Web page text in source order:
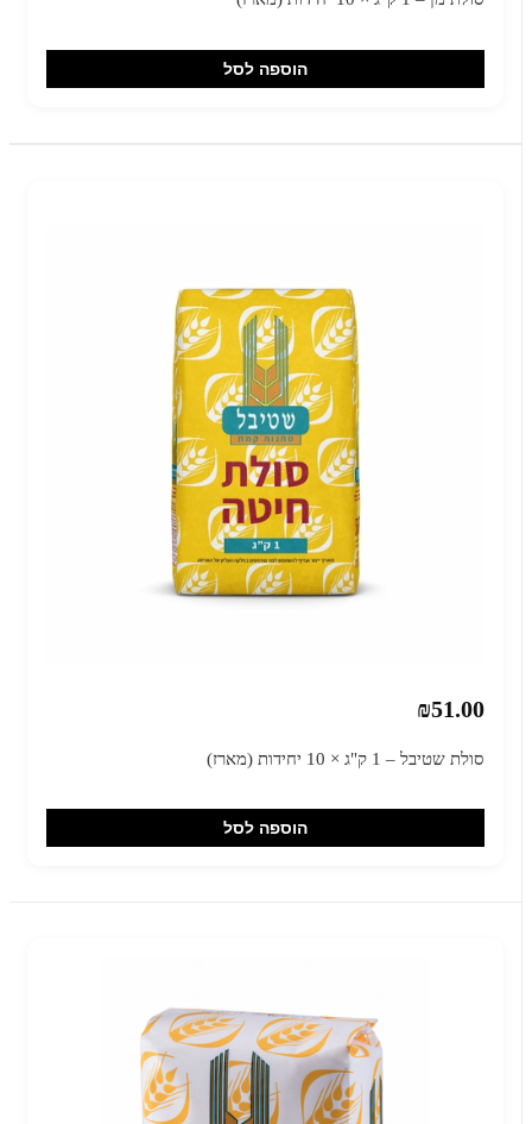
הוספה לסל
₪51.00
סולת שטיבל – 1 ק"ג × 10 יחידות (מארז)
הוספה לסל